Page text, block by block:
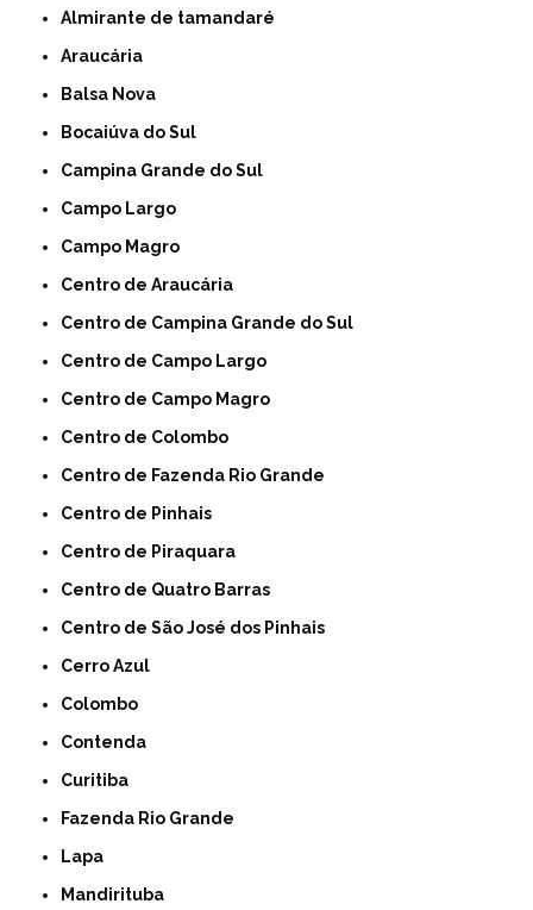
Almirante de tamandaré
Araucária
Balsa Nova
Bocaiúva do Sul
Campina Grande do Sul
Campo Largo
Campo Magro
Centro de Araucária
Centro de Campina Grande do Sul
Centro de Campo Largo
Centro de Campo Magro
Centro de Colombo
Centro de Fazenda Rio Grande
Centro de Pinhais
Centro de Piraquara
Centro de Quatro Barras
Centro de São José dos Pinhais
Cerro Azul
Colombo
Contenda
Curitiba
Fazenda Rio Grande
Lapa
Mandirituba